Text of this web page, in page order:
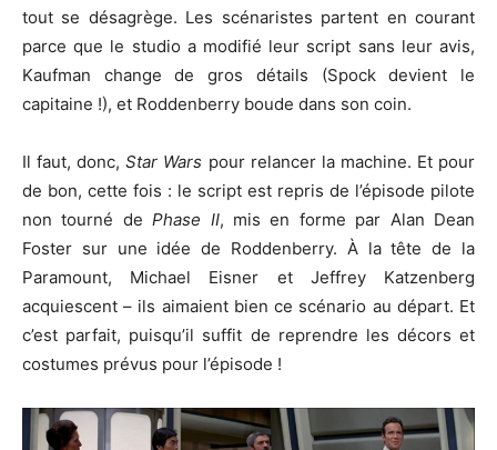
tout se désagrège. Les scénaristes partent en courant
parce que le studio a modifié leur script sans leur avis,
Kaufman change de gros détails (Spock devient le
capitaine !), et Roddenberry boude dans son coin.
Il faut, donc,Star Wars pour relancer la machine. Et pour
de bon, cette fois : le script est repris de l’épisode pilote
non tourné dePhase II, mis en forme par Alan Dean
Foster sur une idée de Roddenberry. À la tête de la
Paramount, Michael Eisner et Jeffrey Katzenberg
acquiescent – ils aimaient bien ce scénario au départ. Et
c’est parfait, puisqu’il suffit de reprendre les décors et
costumes prévus pour l’épisode !